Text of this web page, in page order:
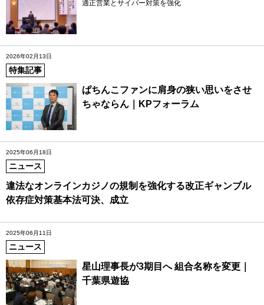
適正営業とサイバー対策を強化
2026年02月13日
特集記事
ぱちんこファンに肩身の狭い思いをさせ
ちゃならん｜KPフォーラム
2025年06月18日
ニュース
違法なオンラインカジノの規制を強化する改正ギャンブル
依存症対策基本法可決、成立
2025年06月11日
ニュース
星山理事長が3期目へ 組合名称を変更｜
千葉県遊協